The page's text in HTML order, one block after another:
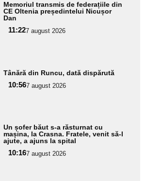
Memoriul transmis de federațiile din
CE Oltenia președintelui Nicușor
Dan
11:227 august 2026
Tânără din Runcu, dată dispărută
10:567 august 2026
Un șofer băut s-a răsturnat cu
mașina, la Crasna. Fratele, venit să-l
ajute, a ajuns la spital
10:167 august 2026